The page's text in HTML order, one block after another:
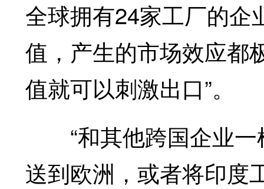
全球拥有24家工厂的企
值，产生的市场效应都
值就可以刺激出口”。
“和其他跨国企业一
送到欧洲，或者将印度